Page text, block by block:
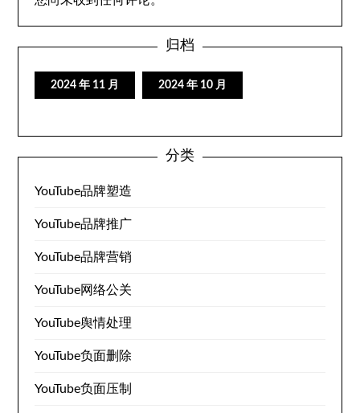
归档
2024 年 11 月 2024 年 10 月
分类
YouTube品牌塑造
YouTube品牌推广
YouTube品牌营销
YouTube网络公关
YouTube舆情处理
YouTube负面删除
YouTube负面压制